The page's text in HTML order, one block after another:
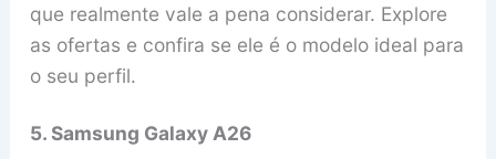
que realmente vale a pena considerar. Explore
as ofertas e confira se ele é o modelo ideal para
o seu perfil.
5. Samsung Galaxy A26